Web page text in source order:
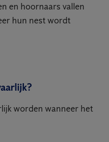
en hoornaars vallen
hun nest wordt
worden wanneer het